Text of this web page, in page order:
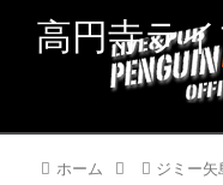
高円寺ラ
ホーム ジミー矢